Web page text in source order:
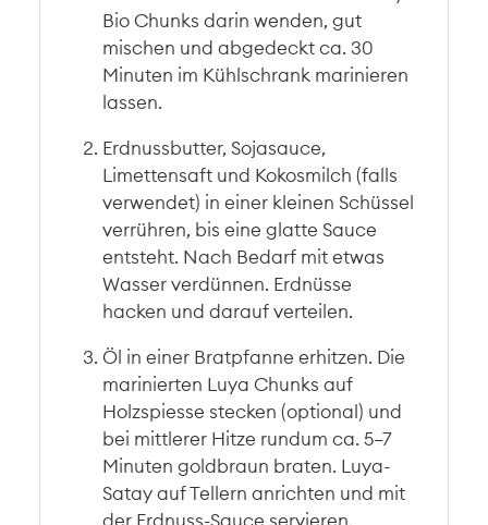
Bio Chunks darin wenden, gut
mischen und abgedeckt ca. 30
Minuten im Kühlschrank marinieren
lassen.
Erdnussbutter, Sojasauce,
Limettensaft und Kokosmilch (falls
verwendet) in einer kleinen Schüssel
verrühren, bis eine glatte Sauce
entsteht. Nach Bedarf mit etwas
Wasser verdünnen. Erdnüsse
hacken und darauf verteilen.
Öl in einer Bratpfanne erhitzen. Die
marinierten Luya Chunks auf
Holzspiesse stecken (optional) und
bei mittlerer Hitze rundum ca. 5–7
Minuten goldbraun braten. Luya-
Satay auf Tellern anrichten und mit
der Erdnuss-Sauce servieren.